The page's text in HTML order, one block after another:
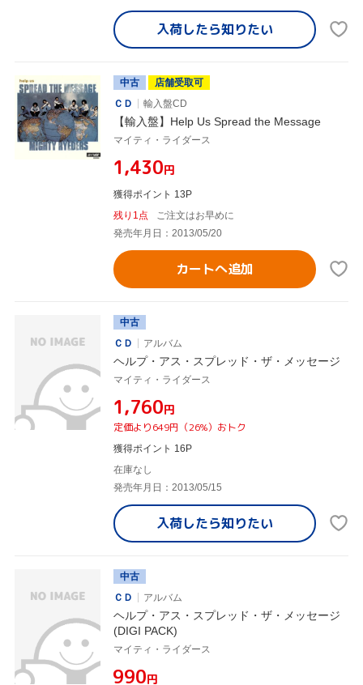
入荷したら知りたい
中古
店舗受取可
ＣＤ
輸入盤CD
【輸入盤】Help Us Spread the Message
マイティ・ライダース
¥1,430円
獲得ポイント 13P
残り1点
ご注文はお早めに
発売年月日：2013/05/20
カートへ追加
中古
ＣＤ
アルバム
ヘルプ・アス・スプレッド・ザ・メッセージ
マイティ・ライダース
¥1,760円
定価より649円（26%）おトク
獲得ポイント 16P
在庫なし
発売年月日：2013/05/15
入荷したら知りたい
中古
ＣＤ
アルバム
ヘルプ・アス・スプレッド・ザ・メッセージ
(DIGI PACK)
マイティ・ライダース
¥990円